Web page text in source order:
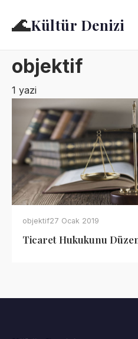
🌊Kültür Denizi
objektif
1 yazi
objektif27 Ocak 2019
Ticaret Hukukunu